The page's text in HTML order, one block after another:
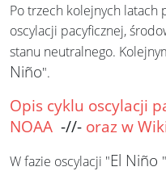
Po trzech kolejnych latach
oscylacji pacyficznej,
stanu neutralnego.
Niño".
Opis cyklu oscylacji
NOAA -//- oraz w
W fazie oscylacji "El Niño